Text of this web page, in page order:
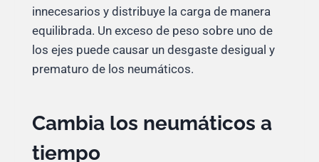
innecesarios y distribuye la carga de manera
equilibrada. Un exceso de peso sobre uno de
los ejes puede causar un desgaste desigual y
prematuro de los neumáticos.
Cambia los neumáticos a
tiempo